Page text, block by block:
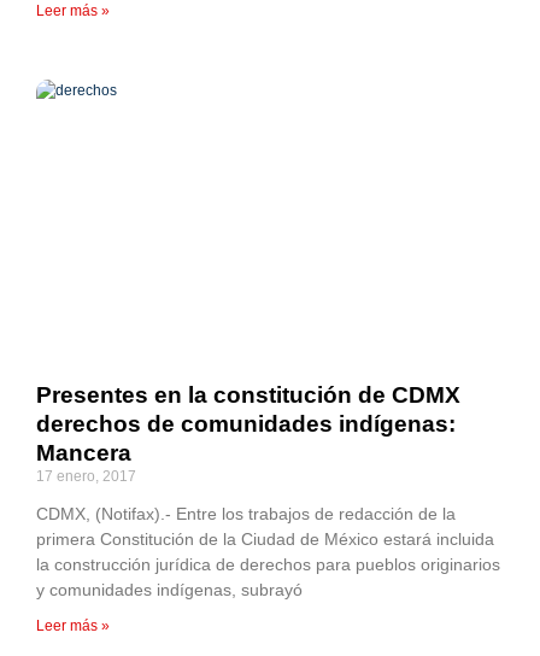
Leer más »
Presentes en la constitución de CDMX
derechos de comunidades indígenas:
Mancera
17 enero, 2017
CDMX, (Notifax).- Entre los trabajos de redacción de la
primera Constitución de la Ciudad de México estará incluida
la construcción jurídica de derechos para pueblos originarios
y comunidades indígenas, subrayó
Leer más »